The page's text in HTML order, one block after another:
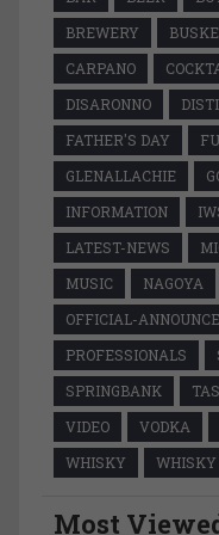
BREWERY
CARPANO
DISARONNO
FATHER'S DAY
GLENALLACHIE
INFORMATION
LATEST-NEWS
MUSIC
NAGOYA
OFFICIAL-
PROFESSIONALS
SPRINGBANK
VIDEO
VODKA
WHISKY
Most